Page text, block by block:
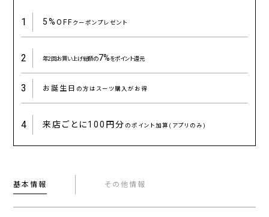
1 5%OFFクーポンプレゼント
2 年2回お買い上げ総額の7%をポイント還元
3 お誕生日 の方はスーツ購入がお得
4 来店ごとに100円分 のポイント加算(アプリのみ)
基本情報 その他情報